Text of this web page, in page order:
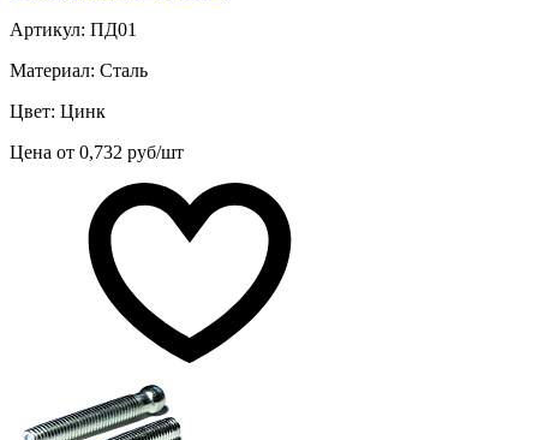
Артикул: ПД01
Материал: Сталь
Цвет: Цинк
Цена от 0,732 руб/шт